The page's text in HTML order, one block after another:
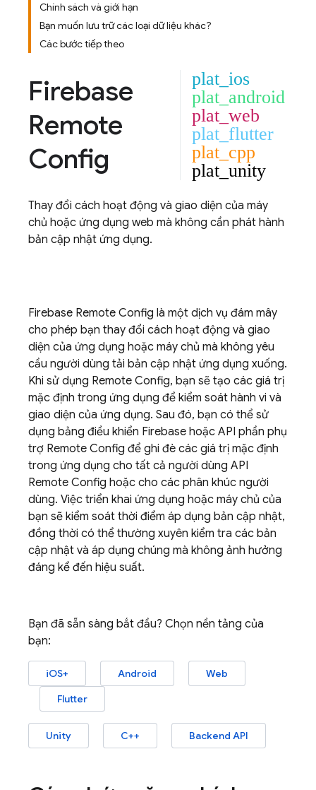
Chính sách và giới hạn
Bạn muốn lưu trữ các loại dữ liệu khác?
Các bước tiếp theo
Firebase
Remote
Config
plat_ios
plat_android
plat_web
plat_flutter
plat_cpp
plat_unity
Thay đổi cách hoạt động và giao diện của máy
chủ hoặc ứng dụng web mà không cần phát hành
bản cập nhật ứng dụng.
Firebase Remote Config là một dịch vụ đám mây
cho phép bạn thay đổi cách hoạt động và giao
diện của ứng dụng hoặc máy chủ mà không yêu
cầu người dùng tải bản cập nhật ứng dụng xuống.
Khi sử dụng Remote Config, bạn sẽ tạo các giá trị
mặc định trong ứng dụng để kiểm soát hành vi và
giao diện của ứng dụng. Sau đó, bạn có thể sử
dụng bảng điều khiển Firebase hoặc API phần phụ
trợ Remote Config để ghi đè các giá trị mặc định
trong ứng dụng cho tất cả người dùng API
Remote Config hoặc cho các phân khúc người
dùng. Việc triển khai ứng dụng hoặc máy chủ của
bạn sẽ kiểm soát thời điểm áp dụng bản cập nhật,
đồng thời có thể thường xuyên kiểm tra các bản
cập nhật và áp dụng chúng mà không ảnh hưởng
đáng kể đến hiệu suất.
Bạn đã sẵn sàng bắt đầu? Chọn nền tảng của
bạn:
iOS+ Android
Web
Flutter
Unity C++ Backend API